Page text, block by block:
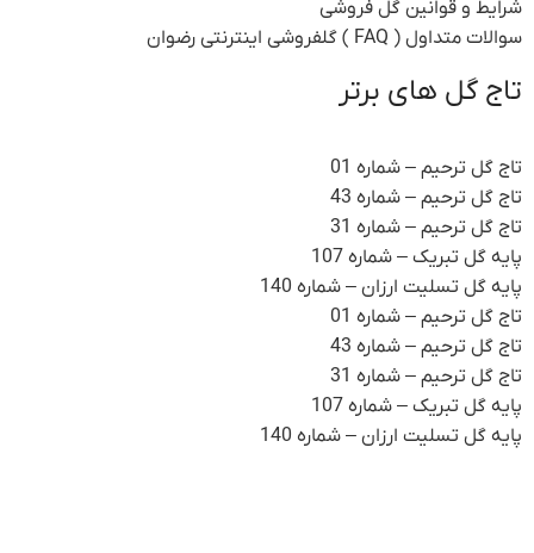
شرایط و قوانین گل فروشی
سوالات متداول ( FAQ ) گلفروشی اینترنتی رضوان
تاج گل های برتر
تاج گل ترحیم – شماره 01
تاج گل ترحیم – شماره 43
تاج گل ترحیم – شماره 31
پایه گل تبریک – شماره 107
پایه گل تسلیت ارزان – شماره 140
تاج گل ترحیم – شماره 01
تاج گل ترحیم – شماره 43
تاج گل ترحیم – شماره 31
پایه گل تبریک – شماره 107
پایه گل تسلیت ارزان – شماره 140